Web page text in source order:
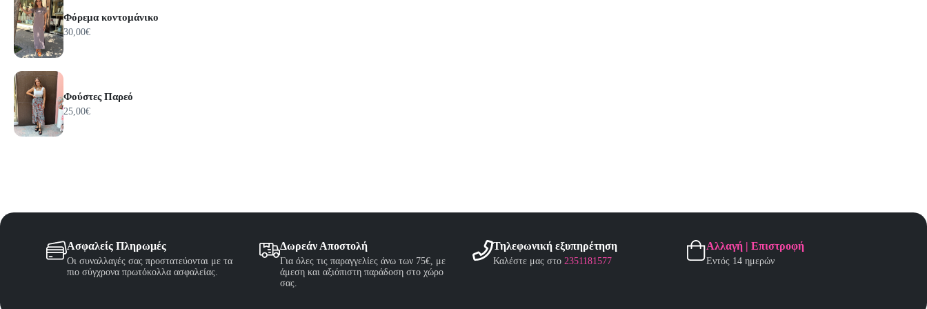
Φόρεμα κοντομάνικο
30,00€
Φούστες Παρεό
25,00€
Ασφαλείς Πληρωμές
Οι συναλλαγές σας προστατεύονται με τα
πιο σύγχρονα πρωτόκολλα ασφαλείας.
Δωρεάν Αποστολή
Για όλες τις παραγγελίες άνω των 75€, με
άμεση και αξιόπιστη παράδοση στο χώρο
σας.
Τηλεφωνική εξυπηρέτηση
Καλέστε μας στο2351181577
Αλλαγή | Επιστροφή
Εντός 14 ημερών